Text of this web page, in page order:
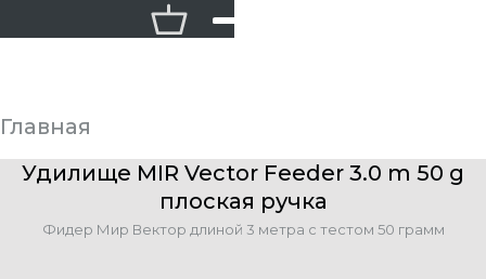
Главная
Фидерные удилища MIR Vector
Удилище MIR Vector Feeder 3.0 m 50 g
плоская ручка
Фидер Мир Вектор длиной 3 метра с тестом 50 грамм